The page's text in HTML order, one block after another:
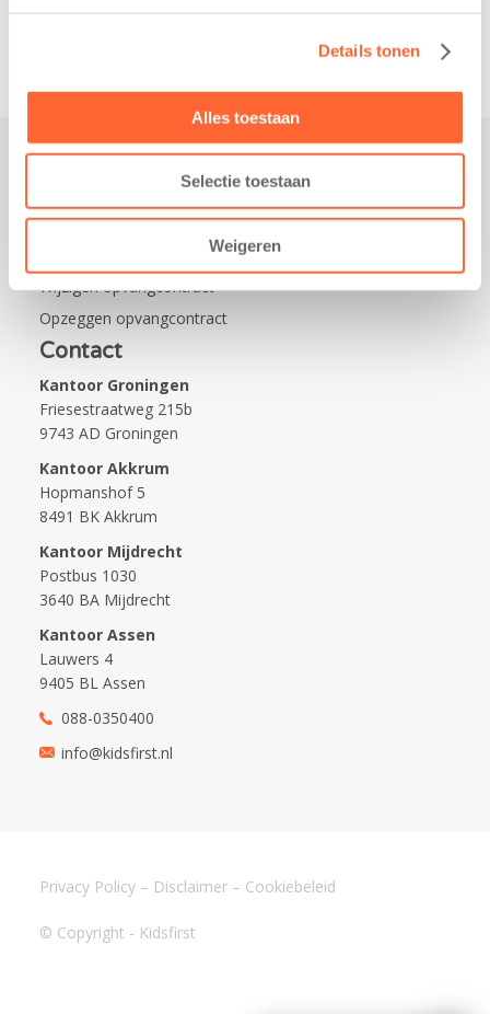
Details tonen
Alles toestaan
Selectie toestaan
Weigeren
Werken bij Kids First
Wijzigen opvangcontract
Opzeggen opvangcontract
Contact
Kantoor Groningen
Friesestraatweg 215b
9743 AD Groningen
Kantoor Akkrum
Hopmanshof 5
8491 BK Akkrum
Kantoor Mijdrecht
Postbus 1030
3640 BA Mijdrecht
Kantoor Assen
Lauwers 4
9405 BL Assen
088-0350400
info@kidsfirst.nl
© Copyright - Kidsfirst
Privacy Policy – Disclaimer – Cookiebeleid